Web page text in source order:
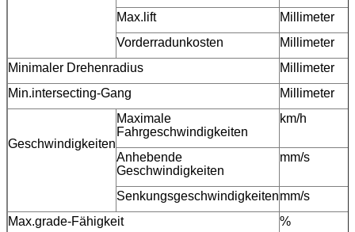
Max.lift
Millimeter
Vorderradunkosten
Millimeter
Minimaler Drehenradius
Millimeter
Min.intersecting-Gang
Millimeter
Geschwindigkeiten
Maximale
Fahrgeschwindigkeiten
km/h
Anhebende
Geschwindigkeiten
mm/s
Senkungsgeschwindigkeitenmm/s
Max.grade-Fähigkeit
%